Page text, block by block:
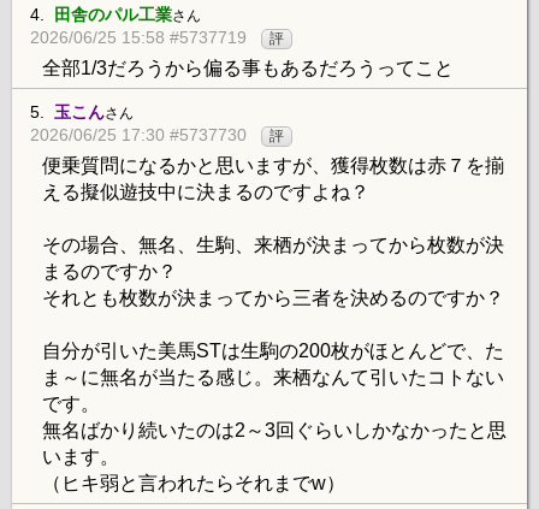
4. 田舎のパル工業さん
2026/06/25 15:58 #5737719 評
全部1/3だろうから偏る事もあるだろうってこと
5. 玉こんさん
2026/06/25 17:30 #5737730 評
便乗質問になるかと思いますが、獲得枚数は赤７を揃
える擬似遊技中に決まるのですよね？
その場合、無名、生駒、来栖が決まってから枚数が決
まるのですか？
それとも枚数が決まってから三者を決めるのですか？
自分が引いた美馬STは生駒の200枚がほとんどで、た
ま～に無名が当たる感じ。来栖なんて引いたコトない
です。
無名ばかり続いたのは2～3回ぐらいしかなかったと思
います。
（ヒキ弱と言われたらそれまでw）